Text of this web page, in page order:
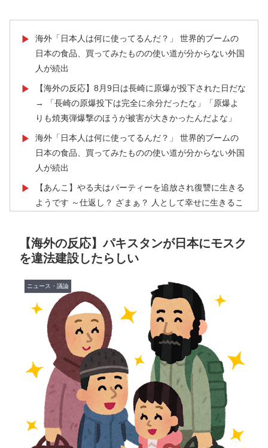
▶
海外「日本人は何に使ってるんだ？」 世界的ブームの
日本の食品、買ってみたものの使い道が分からない外国
人が続出
▶
【海外の反応】8月9日は長崎に原爆が投下された日だな
→ 「長崎の原爆投下は完全に余分だったな」「原爆よ
りも焼夷弾爆撃のほうが被害が大きかったんだよな」
▶
海外「日本人は何に使ってるんだ？」 世界的ブームの
日本の食品、買ってみたものの使い道が分からない外国
人が続出
▶
【あんこ】やる夫はパーティーを追放され復讐に生きる
ようです ～仕返し？ ざまぁ？ 人として幸せに生きるこ
▶ 【海外の反応】52歳イチロー、マ軍主催のホームラン競
争で柵越えを連発「現役時代の噂は本当だったんだ
な…」
▶ 日本のお盆をダブル台風直撃か？←「タイミング悪すぎ
る！」（海外の反応）
外国人「初めてトラウマになった日本のアニメといえば
何？」
韓国人「韓国人が『日本の地下鉄は複雑すぎる』と感じ
る驚きの理由がこちらです‥」→「あまりの難易度の高
さに冷や汗をかいた‥」
上昇中のロケットに雷が落ちて画面が真っ白に「ロケッ
ト、大丈夫なの……？」【海外の反応】
スポーツ選手の最新CMギャラランキングがこちら
【海外の反応】パキスタンが日本にモスク
を違法建設したらしい
ニュース・議論